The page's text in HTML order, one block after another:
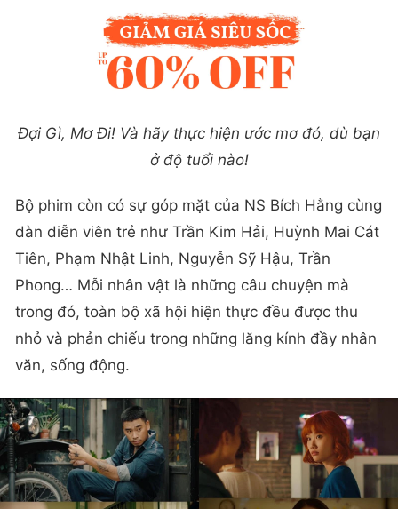
Đợi Gì, Mơ Đi! Và hãy thực hiện ước mơ đó, dù bạn
ở độ tuổi nào!
Bộ phim còn có sự góp mặt của NS Bích Hằng cùng
dàn diễn viên trẻ như Trần Kim Hải, Huỳnh Mai Cát
Tiên, Phạm Nhật Linh, Nguyễn Sỹ Hậu, Trần
Phong… Mỗi nhân vật là những câu chuyện mà
trong đó, toàn bộ xã hội hiện thực đều được thu
nhỏ và phản chiếu trong những lăng kính đầy nhân
văn, sống động.